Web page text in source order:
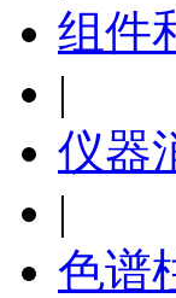
组件
|
仪器
|
色谱